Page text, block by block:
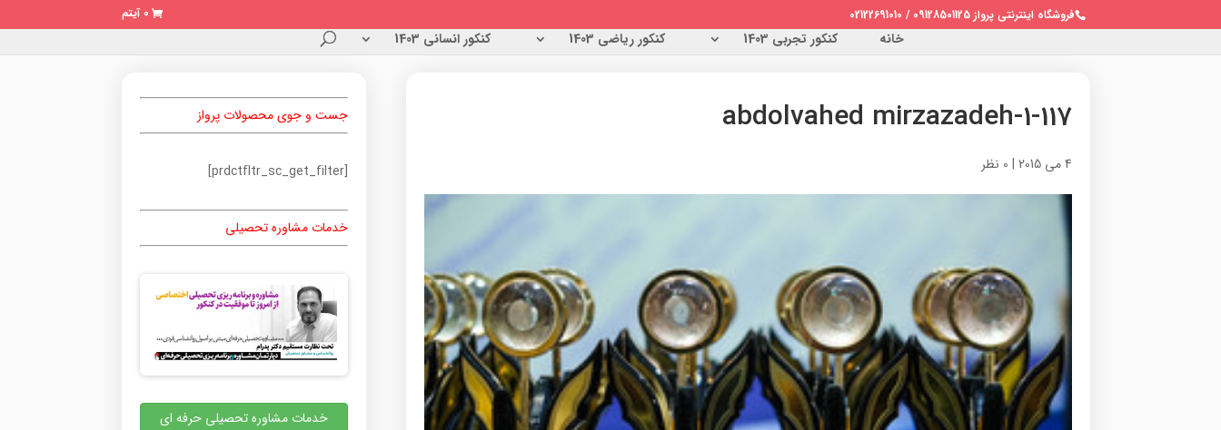
فروشگاه اینترنتی پرواز 09128501125 / 02122691010 0 آیتم
خانه کنکور تجربی 1403 کنکور ریاضی 1403 کنکور انسانی 1403
abdolvahed mirzazadeh-1-117
4 می 2015 | 0 نظر
جست و جوی محصولات پرواز
[prdctfltr_sc_get_filter]
خدمات مشاوره تحصیلی
خدمات مشاوره تحصیلی حرفه ای